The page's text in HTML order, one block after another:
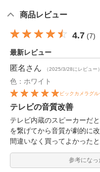
商品レビュー
4.7 (7)
最新レビュー
匿名 さん （2025/3/28にレビュー）
色：ホワイト
ビックカメラグル
テレビの音質改善
テレビ内蔵のスピーカーだ
を繋げてから音質が劇的に改
間違いなく買ってよかった
参考になっ